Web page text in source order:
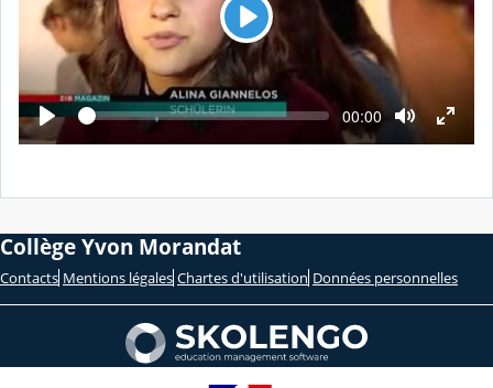
L
c
t
L
e
c
e
T
e
m
é
u
00:00
Collège Yvon Morandat
Contacts Mentions légales Chartes d'utilisation Données personnelles